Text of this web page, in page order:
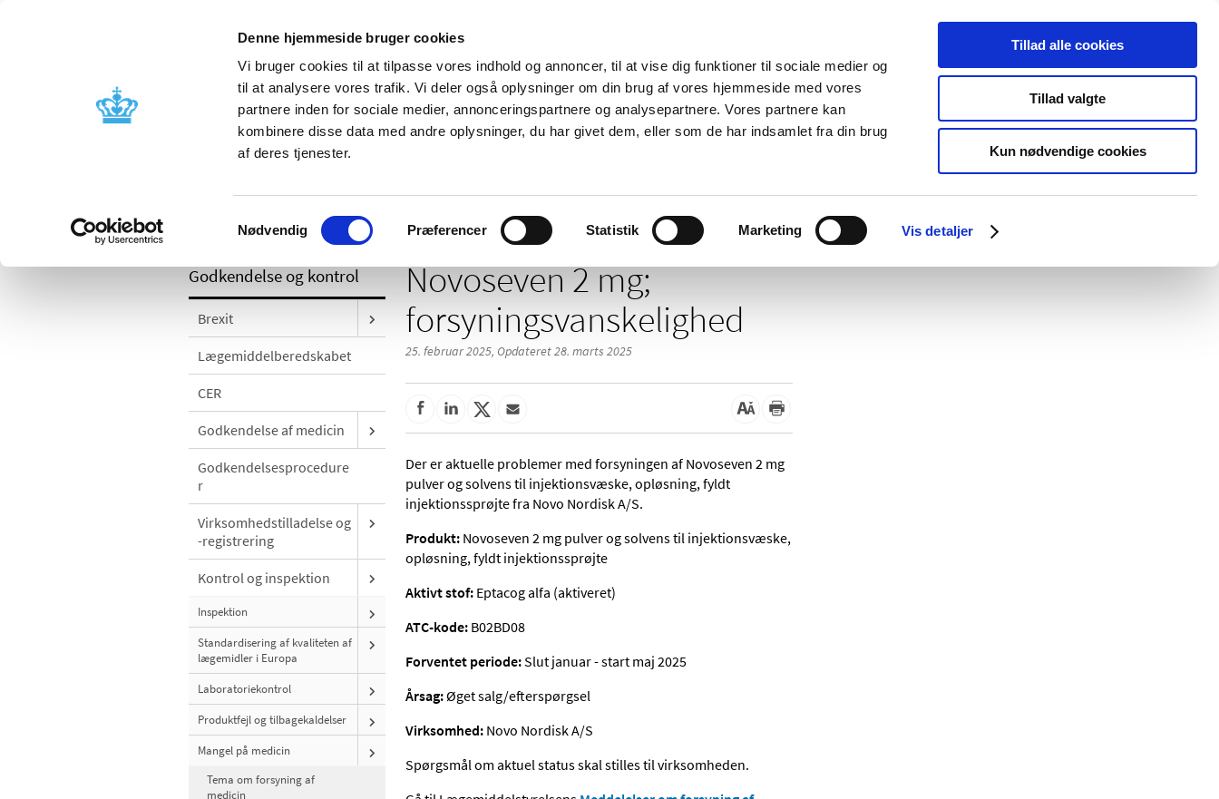
Denne hjemmeside bruger cookies
Vi bruger cookies til at tilpasse vores indhold og annoncer, til at vise dig funktioner til sociale medier og
til at analysere vores trafik. Vi deler også oplysninger om din brug af vores hjemmeside med vores
partnere inden for sociale medier, annonceringspartnere og analysepartnere. Vores partnere kan
kombinere disse data med andre oplysninger, du har givet dem, eller som de har indsamlet fra din brug
af deres tjenester.
Samtykkevalg
Nødvendig Præferencer Statistik Marketing Vis detaljer
Tillad alle cookies
Tillad valgte
Kun nødvendige cookies
Nyheder Om os Kontakt Udgivelser
Godkendelse og
Bivirkninger og
produktinformation
Tilskud og
Apoteker og salg af
Medicinsk
Særlige
produktområder
mg; forsyningsvanskelighed
Godkendelse og kontrol
Brexit
Lægemiddelberedskabet
CER
Godkendelse af medicin
Godkendelsesprocedure
r
Virksomhedstilladelse og
-registrering
Kontrol og inspektion
Inspektion
Standardisering af kvaliteten af
lægemidler i Europa
Laboratoriekontrol
Produktfejl og tilbagekaldelser
Mangel på medicin
Tema om forsyning af
medicin
Novoseven 2 mg;
forsyningsvanskelighed
25. februar 2025, Opdateret 28. marts 2025
Der er aktuelle problemer med forsyningen af Novoseven 2 mg
pulver og solvens til injektionsvæske, opløsning, fyldt
injektionssprøjte fra Novo Nordisk A/S.
Produkt: Novoseven 2 mg pulver og solvens til injektionsvæske,
opløsning, fyldt injektionssprøjte
Aktivt stof: Eptacog alfa (aktiveret)
ATC-kode: B02BD08
Forventet periode:Slut januar - start maj 2025
Årsag:Øget salg/efterspørgsel
Virksomhed: Novo Nordisk A/S
Spørgsmål om aktuel status skal stilles til virksomheden.